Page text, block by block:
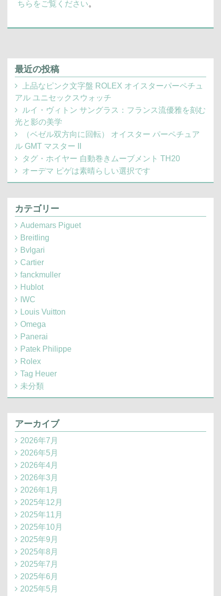
ちらをご覧ください。
最近の投稿
上品なピンク文字盤 ROLEX オイスターパーペチュ
アル ユニセックスウォッチ
ルイ・ヴィトン サングラス：フランス流優雅を刻む
光と影の美学
（ベゼル双方向に回転） オイスター パーペチュア
ル GMT マスター II
タグ・ホイヤー 自動巻きムーブメント TH20
オーデマ ピゲは素晴らしい選択です
カテゴリー
Audemars Piguet
Breitling
Bvlgari
Cartier
fanckmuller
Hublot
IWC
Louis Vuitton
Omega
Panerai
Patek Philippe
Rolex
Tag Heuer
未分類
アーカイブ
2026年7月
2026年5月
2026年4月
2026年3月
2026年1月
2025年12月
2025年11月
2025年10月
2025年9月
2025年8月
2025年7月
2025年6月
2025年5月